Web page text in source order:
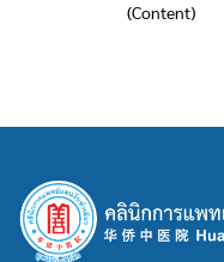
(Content)